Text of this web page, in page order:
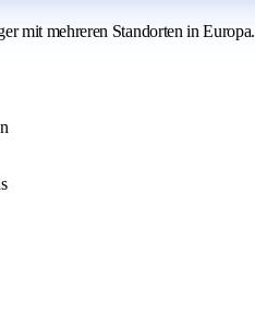
mit mehreren Standorten in Europa.